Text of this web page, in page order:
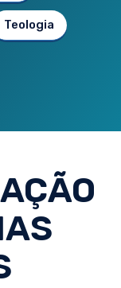
Teologia